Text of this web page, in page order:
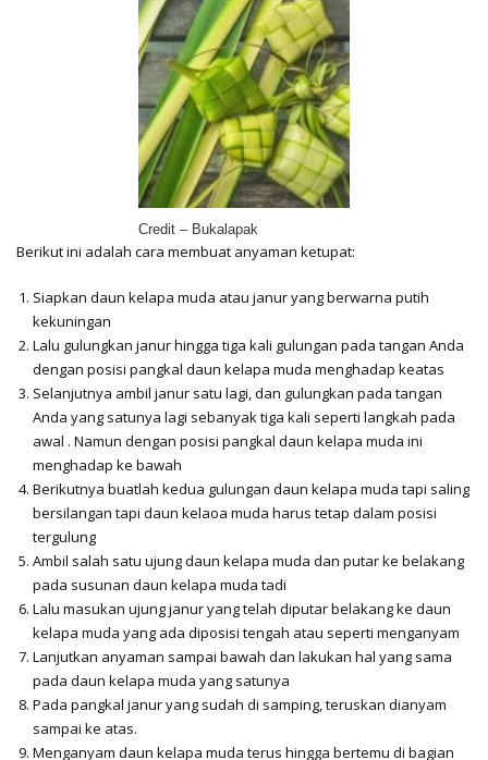
Credit – Bukalapak
Berikut ini adalah cara membuat anyaman ketupat:
Siapkan daun kelapa muda atau janur yang berwarna putih
kekuningan
Lalu gulungkan janur hingga tiga kali gulungan pada tangan Anda
dengan posisi pangkal daun kelapa muda menghadap keatas
Selanjutnya ambil janur satu lagi, dan gulungkan pada tangan
Anda yang satunya lagi sebanyak tiga kali seperti langkah pada
awal . Namun dengan posisi pangkal daun kelapa muda ini
menghadap ke bawah
Berikutnya buatlah kedua gulungan daun kelapa muda tapi saling
bersilangan tapi daun kelaoa muda harus tetap dalam posisi
tergulung
Ambil salah satu ujung daun kelapa muda dan putar ke belakang
pada susunan daun kelapa muda tadi
Lalu masukan ujung janur yang telah diputar belakang ke daun
kelapa muda yang ada diposisi tengah atau seperti menganyam
Lanjutkan anyaman sampai bawah dan lakukan hal yang sama
pada daun kelapa muda yang satunya
Pada pangkal janur yang sudah di samping, teruskan dianyam
sampai ke atas.
Menganyam daun kelapa muda terus hingga bertemu di bagian